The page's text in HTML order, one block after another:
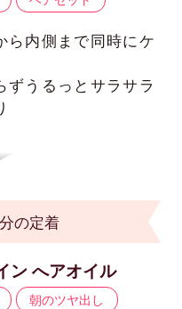
ら内側まで同時にケ
ずうるっとサラサラ
の定着
ン へアオイル
朝のツヤ出し